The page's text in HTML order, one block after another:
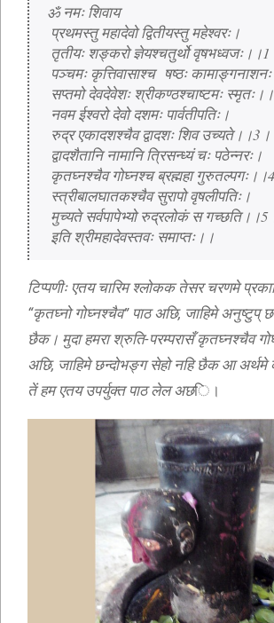
ॐ नमः शिवाय
प्रथमस्तु महादेवो द्वितीयस्तु महेश्वरः।
तृतीयः शङ्करो ज्ञेयश्चतुर्थो
पञ्चमः कृत्तिवासाश्च  षष्ठः
सप्तमो देवदेवेशः श्रीकण्ठश्चाष्टमः
नवम ईश्वरो देवो दशमः पार्वतीपतिः।
रुद्र एकादशश्चैव द्वादशः शिव
द्वादशैतानि नामानि त्रिसन्ध्यं चः पठेन्नरः।
कृतघ्नश्चैव गोघ्नश्च ब्रह्महा
स्त्रीबालघातकश्चैव सुरापो वृषलीपतिः।
मुच्यते सर्वपापेभ्यो रुद्रलोकं स
इति श्रीमहादेवस्तवः समाप्तः।।
टिप्पणीः एतय चारिम श्लोकक तेसर चरणमे
“कृतघ्नो गोघ्नश्चैव” पाठ अछि, जाहिमे अनुष्टुप्
छैक। मुदा हमरा श्रुति-परम्परासँ कृतघ्नश्चैव
अछि, जाहिमे छन्दोभङ्ग सेहो नहि छैक आ अर्थमे
तें हम एतय उपर्युक्त पाठ लेल अछि।